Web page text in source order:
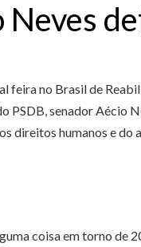
Neves
feira no Brasil de
PSDB, senador Aécio
direitos humanos e do
coisa em torno de